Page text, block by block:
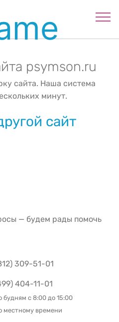
psymson.ru
сайта. Наша система
минут.
сайт
— будем рады помочь
309-51-01
404-11-01
будням с 8:00 до 15:00
местному времени